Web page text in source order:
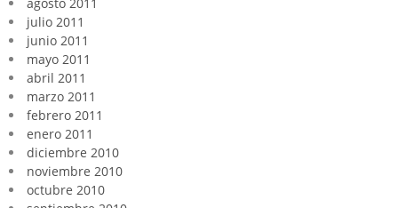
julio 2011
junio 2011
mayo 2011
abril 2011
marzo 2011
febrero 2011
enero 2011
diciembre 2010
noviembre 2010
octubre 2010